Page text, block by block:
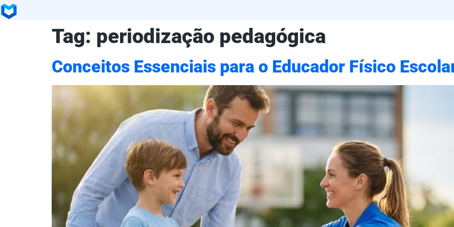
Tag: periodização pedagógica
Conceitos Essenciais para o Educador Físico